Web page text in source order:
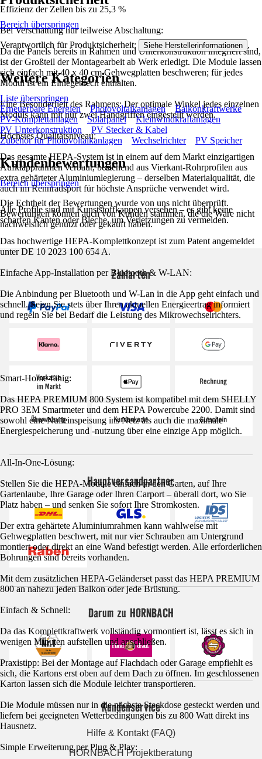
Effizienz der Zellen bis zu 25,3 %
Bei Verschattung nur teilweise Abschaltung:
Da die Panels bereits in Rahmen und Unterkonstruktion integriert sind,
ist der Großteil der Montagearbeit ab Werk erledigt. Die Module lassen
sich einfach mit 40 x 40 cm Gehwegplatten beschweren; für jedes
Modul ist ein Einlegeblech enthalten.
Eine Besonderheit des Rahmens: Der optimale Winkel jedes einzelnen
Moduls kann mit nur zwei Handgriffen eingestellt werden.
Höchstes Qualitätsniveau:
Das gesamte HEPA-System ist in einem auf dem Markt einzigartigen
Aufklapprahmen verbaut, bestehend aus Vierkant-Rohrprofilen aus
extra gehärteter Aluminiumlegierung – derselben Materialqualität, die
auch im Rennradsport für höchste Ansprüche verwendet wird.
Alle Profile sind mit Kunststoffkappen versehen – es gibt keine
scharfen Kanten oder Bleche, um Verletzungen zu vermeiden.
Das hochwertige HEPA-Komplettkonzept ist zum Patent angemeldet
unter DE 10 2023 100 654 A.
Einfache App-Installation per Bluetooth & W-LAN:
Die Anbindung per Bluetooth und W-Lan in die App geht einfach und
schnell. Seien Sie stets über Ihren aktuellen Energieertrag informiert
und regeln Sie bei Bedarf die Leistung des Mikrowechselrichters.
Smart-Home-fähig:
Das HEPA PREMIUM 800 System ist kompatibel mit dem SHELLY
PRO 3EM Smartmeter und dem HEPA Powercube 2200. Damit sind
sowohl eine Nulleinspeisung ins Netz als auch die maximale
Energiespeicherung und -nutzung über eine einzige App möglich.
All-In-One-Lösung:
Stellen Sie die HEPA-Module einfach in den Garten, auf Ihre
Gartenlaube, Ihre Garage oder Ihren Carport – überall dort, wo Sie
Platz haben – und senken Sie sofort Ihre Stromkosten.
Der extra gehärtete Aluminiumrahmen kann wahlweise mit
Gehwegplatten beschwert, mit nur vier Schrauben am Untergrund
montiert oder direkt an eine Wand befestigt werden. Alle erforderlichen
Bohrungen sind bereits vorhanden.
Mit dem zusätzlichen HEPA-Geländerset passt das HEPA PREMIUM
800 an nahezu jeden Balkon oder jede Brüstung.
Einfach & Schnell:
Da das Komplettkraftwerk vollständig vormontiert ist, lässt es sich in
wenigen Minuten aufstellen und anschließen.
Praxistipp: Bei der Montage auf Flachdach oder Garage empfiehlt es
sich, die Kartons erst oben auf dem Dach zu öffnen. Im geschlossenen
Karton lassen sich die Module leichter transportieren.
Die Module müssen nur in die nächste Steckdose gesteckt werden und
liefern bei geeigneten Wetterbedingungen bis zu 800 Watt direkt ins
Hausnetz.
Simple Erweiterung per Plug & Play:
Bereich überspringen
Verantwortlich für Produktsicherheit: Siehe Herstellerinformationen .
Weitere Kategorien
Liste überspringen
Erneuerbare Energien
Photovoltaikanlagen
Balkonkraftwerke
PV-Komplettanlagen
Solarpanel
Kleinwindkraftanlagen
PV Unterkonstruktion
PV Stecker & Kabel
Zubehör für Photovoltaikanlagen
Wechselrichter PV Speicher
Kundenbewertungen
Bereich überspringen
Die Echtheit der Bewertungen wurde von uns nicht überprüft.
Bewertungen können auch von Kunden stammen, die die Ware nicht
nachweislich genutzt oder gekauft haben.
Zahlarten
Hauptversandpartner
Darum zu HORNBACH
Kundenservice
Hilfe & Kontakt (FAQ)
HORNBACH Projektberatung